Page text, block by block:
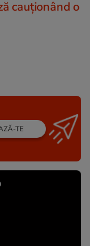
cauționând o
TE